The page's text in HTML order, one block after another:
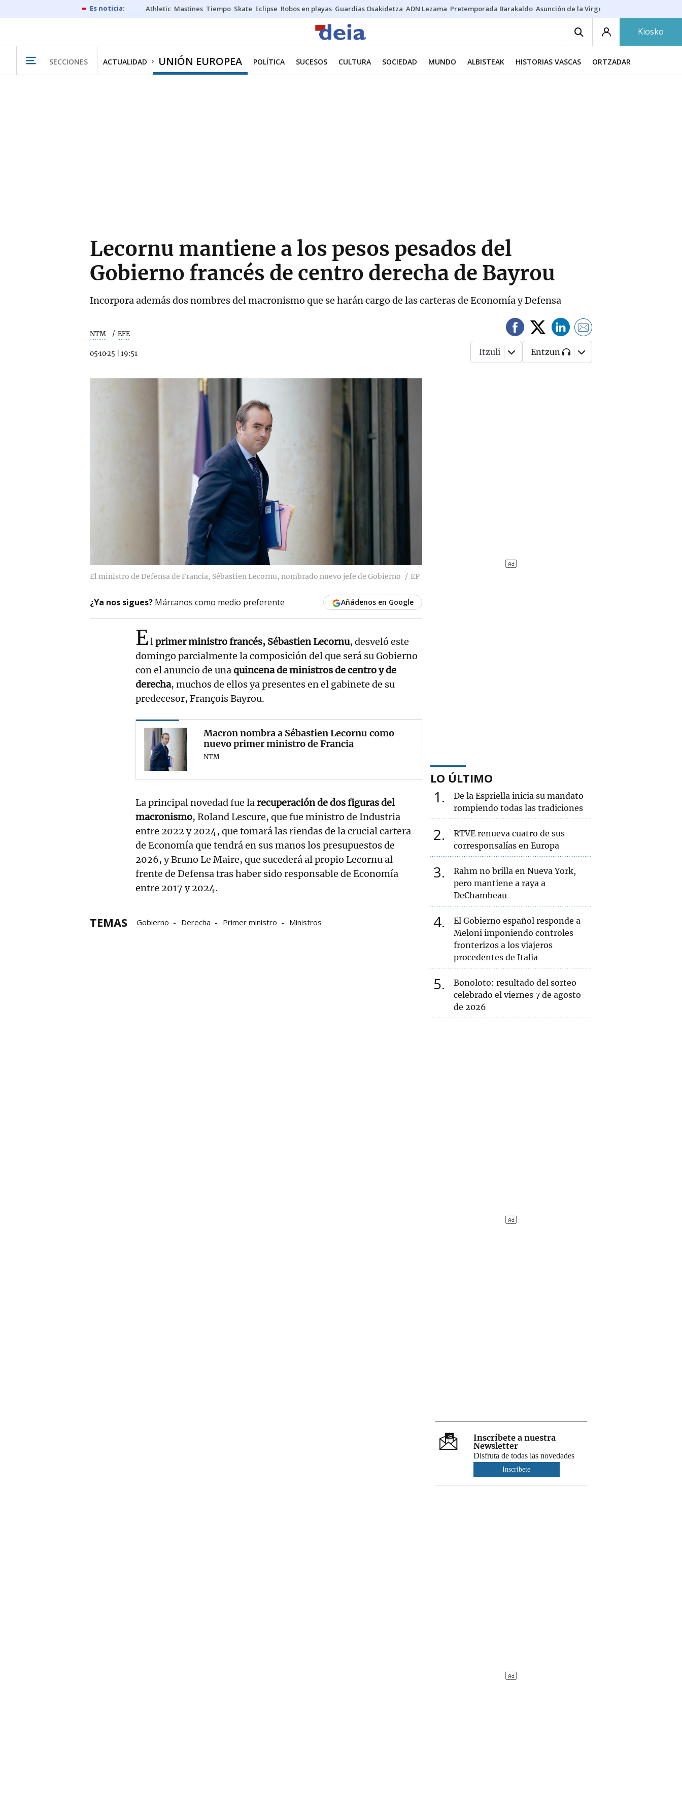
Athletic Mastines Tiempo Skate Eclipse Robos en playas Guardias Osakidetza ADN Lezama Pretemporada Barakaldo Asunción de la Virgen
Kiosko
SECCIONES ACTUALIDAD UNIÓN EUROPEA POLÍTICA SUCESOS CULTURA SOCIEDAD MUNDO ALBISTEAK HISTORIAS VASCAS ORTZADAR
Lecornu mantiene a los pesos pesados del
Gobierno francés de centro derecha de Bayrou
Incorpora además dos nombres del macronismo que se harán cargo de las carteras de Economía y Defensa
NTM EFE
05·10·25 19:51 Itzuli Entzun
El ministro de Defensa de Francia, Sébastien Lecornu, nombrado nuevo jefe de Gobierno EP
¿Ya nos sigues? Márcanos como medio preferente Añádenos en Google
Elprimer ministro francés, Sébastien Lecornu, desveló este
domingo parcialmente la composición del que será su Gobierno
con el anuncio de unaquincena de ministros de centro y de
derecha, muchos de ellos ya presentes en el gabinete de su
predecesor, François Bayrou.
Macron nombra a Sébastien Lecornu como
nuevo primer ministro de Francia
NTM
La principal novedad fue larecuperación de dos figuras del
macronismo, Roland Lescure, que fue ministro de Industria
entre 2022 y 2024, que tomará las riendas de la crucial cartera
de Economía que tendrá en sus manos los presupuestos de
2026, y Bruno Le Maire, que sucederá al propio Lecornu al
frente de Defensa tras haber sido responsable de Economía
entre 2017 y 2024.
TEMAS Gobierno Derecha Primer ministro Ministros
LO ÚLTIMO
1
De la Espriella inicia su mandato
rompiendo todas las tradiciones
2
RTVE renueva cuatro de sus
corresponsalías en Europa
3
Rahm no brilla en Nueva York,
pero mantiene a raya a
DeChambeau
4
El Gobierno español responde a
Meloni imponiendo controles
fronterizos a los viajeros
procedentes de Italia
5
Bonoloto: resultado del sorteo
celebrado el viernes 7 de agosto
de 2026
Inscríbete a nuestra
Newsletter
Disfruta de todas las novedades
Inscríbete